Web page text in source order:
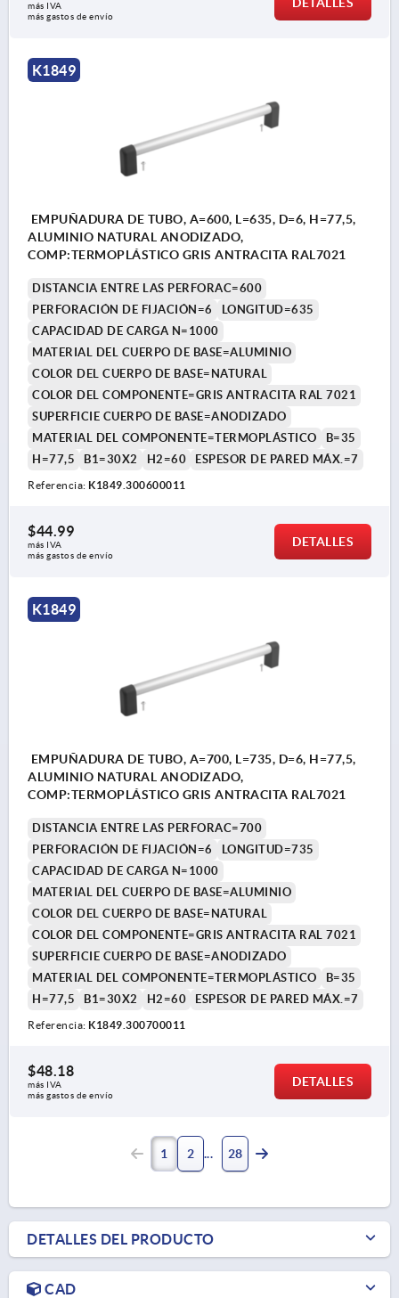
más IVA
más gastos de envío
DETALLES
K1849
EMPUÑADURA DE TUBO, A=600, L=635, D=6, H=77,5,
ALUMINIO NATURAL ANODIZADO,
COMP:TERMOPLÁSTICO GRIS ANTRACITA RAL7021
DISTANCIA ENTRE LAS PERFORAC=600
PERFORACIÓN DE FIJACIÓN=6
LONGITUD=635
CAPACIDAD DE CARGA N=1000
MATERIAL DEL CUERPO DE BASE=ALUMINIO
COLOR DEL CUERPO DE BASE=NATURAL
COLOR DEL COMPONENTE=GRIS ANTRACITA RAL 7021
SUPERFICIE CUERPO DE BASE=ANODIZADO
MATERIAL DEL COMPONENTE=TERMOPLÁSTICO
B=35
H=77,5
B1=30X2 H2=60 ESPESOR DE PARED MÁX.=7
Referencia: K1849.300600011
$44.99
más IVA
más gastos de envío
DETALLES
K1849
EMPUÑADURA DE TUBO, A=700, L=735, D=6, H=77,5,
ALUMINIO NATURAL ANODIZADO,
COMP:TERMOPLÁSTICO GRIS ANTRACITA RAL7021
DISTANCIA ENTRE LAS PERFORAC=700
PERFORACIÓN DE FIJACIÓN=6
LONGITUD=735
CAPACIDAD DE CARGA N=1000
MATERIAL DEL CUERPO DE BASE=ALUMINIO
COLOR DEL CUERPO DE BASE=NATURAL
COLOR DEL COMPONENTE=GRIS ANTRACITA RAL 7021
SUPERFICIE CUERPO DE BASE=ANODIZADO
MATERIAL DEL COMPONENTE=TERMOPLÁSTICO
B=35
H=77,5
B1=30X2 H2=60 ESPESOR DE PARED MÁX.=7
Referencia: K1849.300700011
$48.18
más IVA
más gastos de envío
DETALLES
1 2 28
DETALLES DEL PRODUCTO
CAD